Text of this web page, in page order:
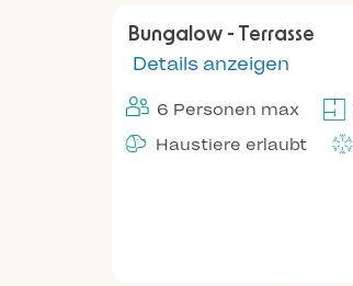
Bungalow - Terrasse
Details anzeigen
6 Personen max
Haustiere erlaubt